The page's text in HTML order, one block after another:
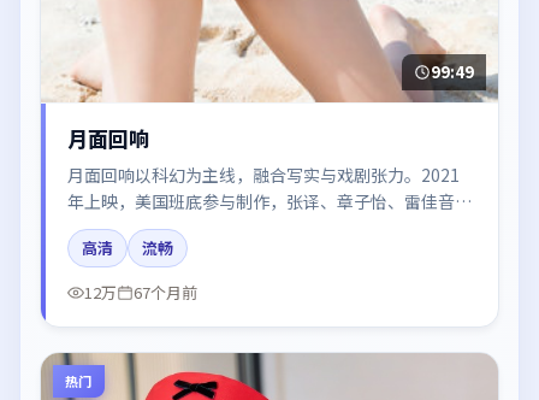
99:49
月面回响
月面回响以科幻为主线，融合写实与戏剧张力。2021
年上映，美国班底参与制作，张译、章子怡、雷佳音、
汤唯在片中呈现细腻表演，影像风格统一，配乐与剪辑
强化了情绪曲线。
高清
流畅
12万
67个月前
热门